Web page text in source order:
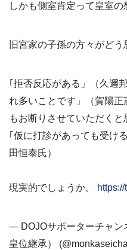
しかも側室肯定って皇室の
旧宮家の子孫の方々がど
｢拒否反応がある」（久邇
れ多いことです」（賀陽
もお断りさせていただくと
｢仮に打診があっても受け
田恒泰氏）
現実的でしょうか。
— DOJOサポーターチャン
皇位継承）